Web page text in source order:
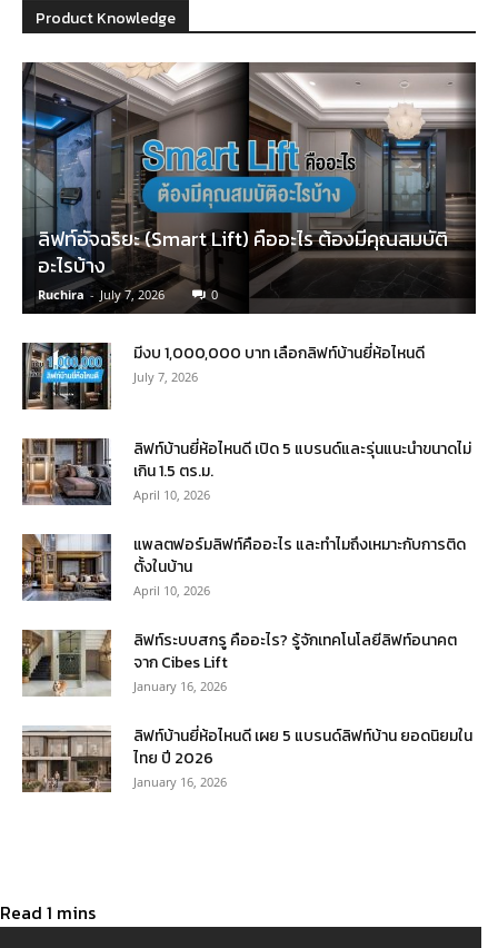
Product Knowledge
ลิฟท์อัจฉริยะ (Smart Lift) คืออะไร ต้องมีคุณสมบัติ
อะไรบ้าง
Ruchira - July 7, 2026 0
มีงบ 1,000,000 บาท เลือกลิฟท์บ้านยี่ห้อไหนดี
July 7, 2026
ลิฟท์บ้านยี่ห้อไหนดี เปิด 5 แบรนด์และรุ่นแนะนำขนาดไม่
เกิน 1.5 ตร.ม.
April 10, 2026
แพลตฟอร์มลิฟท์คืออะไร และทำไมถึงเหมาะกับการติด
ตั้งในบ้าน
April 10, 2026
ลิฟท์ระบบสกรู คืออะไร? รู้จักเทคโนโลยีลิฟท์อนาคต
จาก Cibes Lift
January 16, 2026
ลิฟท์บ้านยี่ห้อไหนดี เผย 5 แบรนด์ลิฟท์บ้าน ยอดนิยมใน
ไทย ปี 2026
January 16, 2026